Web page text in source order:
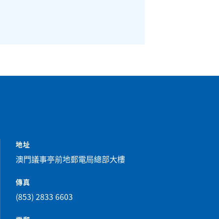
地址
澳門議事亭前地郵電局總部大樓
傳真
(853) 2833 6603